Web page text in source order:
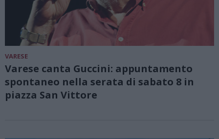
VARESE
Varese canta Guccini: appuntamento
spontaneo nella serata di sabato 8 in
piazza San Vittore